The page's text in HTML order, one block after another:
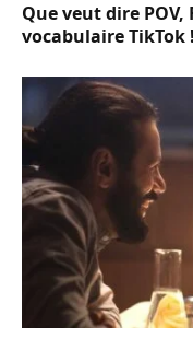
Que veut dire POV,
vocabulaire TikTok !